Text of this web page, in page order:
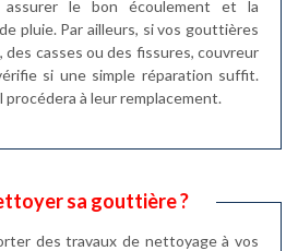
le bon écoulement et la
pluie. Par ailleurs, si vos gouttières
casses ou des fissures, couvreur
si une simple réparation suffit.
procédera à leur remplacement.
sa gouttière ?
des travaux de nettoyage à vos